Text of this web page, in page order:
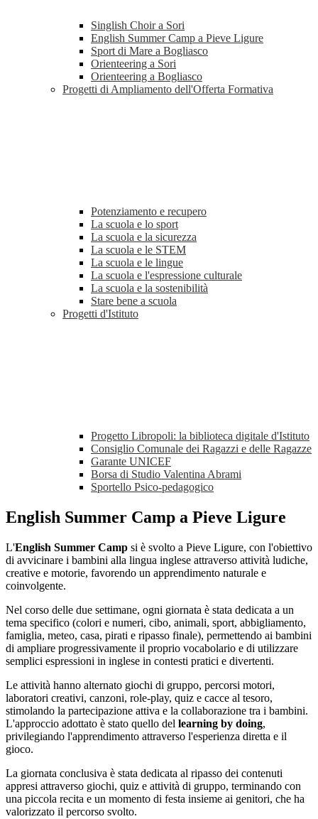
Singlish Choir a Sori
English Summer Camp a Pieve Ligure
Sport di Mare a Bogliasco
Orienteering a Sori
Orienteering a Bogliasco
Progetti di Ampliamento dell'Offerta Formativa
Potenziamento e recupero
La scuola e lo sport
La scuola e la sicurezza
La scuola e le STEM
La scuola e le lingue
La scuola e l'espressione culturale
La scuola e la sostenibilità
Stare bene a scuola
Progetti d'Istituto
Progetto Libropoli: la biblioteca digitale d'Istituto
Consiglio Comunale dei Ragazzi e delle Ragazze
Garante UNICEF
Borsa di Studio Valentina Abrami
Sportello Psico-pedagogico
English Summer Camp a Pieve Ligure
L'English Summer Camp si è svolto a Pieve Ligure, con l'obiettivo
di avvicinare i bambini alla lingua inglese attraverso attività ludiche,
creative e motorie, favorendo un apprendimento naturale e
coinvolgente.
Nel corso delle due settimane, ogni giornata è stata dedicata a un
tema specifico (colori e numeri, cibo, animali, sport, abbigliamento,
famiglia, meteo, casa, pirati e ripasso finale), permettendo ai bambini
di ampliare progressivamente il proprio vocabolario e di utilizzare
semplici espressioni in inglese in contesti pratici e divertenti.
Le attività hanno alternato giochi di gruppo, percorsi motori,
laboratori creativi, canzoni, role-play, quiz e cacce al tesoro,
stimolando la partecipazione attiva e la collaborazione tra i bambini.
L'approccio adottato è stato quello del learning by doing,
privilegiando l'apprendimento attraverso l'esperienza diretta e il
gioco.
La giornata conclusiva è stata dedicata al ripasso dei contenuti
appresi attraverso giochi, quiz e attività di gruppo, terminando con
una piccola recita e un momento di festa insieme ai genitori, che ha
valorizzato il percorso svolto.